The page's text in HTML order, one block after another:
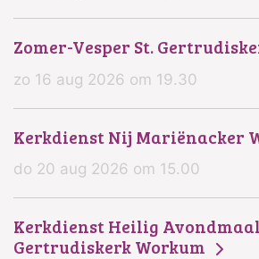
Zomer-Vesper St.
zo 16 aug 2026 om 19.30
Kerkdienst Nij Mariënacker
do 20 aug 2026 om 15.00
Kerkdienst Heilig
Gertrudiskerk Workum